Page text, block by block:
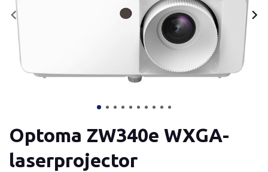
Optoma ZW340e WXGA-
laserprojector